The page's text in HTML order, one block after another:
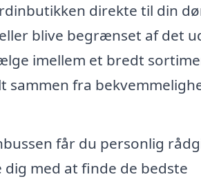
direkte til din
blive begrænset af det
imellem et bredt
sammen fra
får du personlig
med at finde de bedste